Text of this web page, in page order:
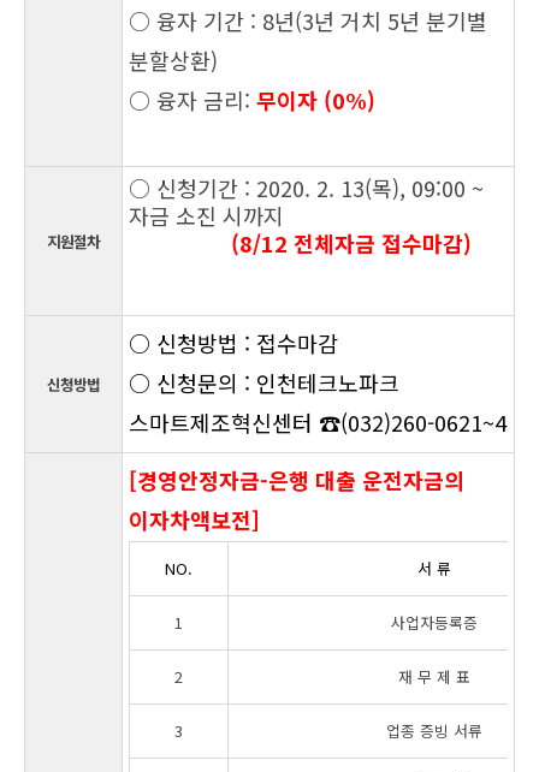
○ 융자 기간 : 8년(3년 거치 5년 분기별
분할상환)
○ 융자 금리:무이자 (0%)
지원절차
○ 신청기간 : 2020. 2. 13(목), 09:00 ~
자금 소진 시까지
(8/12 전체자금 접수마감)
신청방법
○ 신청방법 : 접수마감
○ 신청문의 : 인천테크노파크
스마트제조혁신센터 ☎(032)260-0621~4
[경영안정자금-은행 대출 운전자금의
이자차액보전]
NO. 서 류
1 사업자등록증
2 재 무 제 표
3 업종 증빙 서류